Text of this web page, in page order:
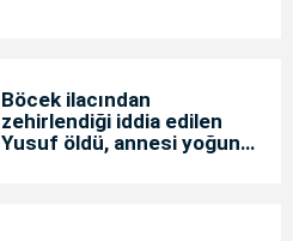
Böcek ilacından
zehirlendiği iddia edilen
Yusuf öldü, annesi yoğun